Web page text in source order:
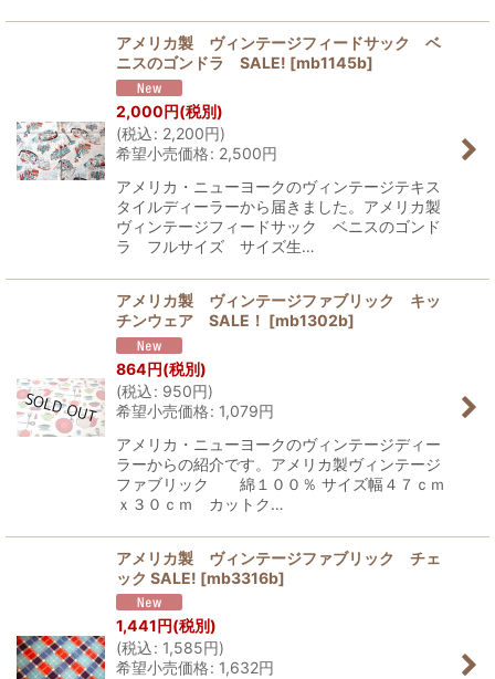
アメリカ製 ヴィンテージフィードサック ベ
ニスのゴンドラ SALE! [mb1145b]
2,000円(税別)
(税込: 2,200円)
希望小売価格: 2,500円
アメリカ・ニューヨークのヴィンテージテキス
タイルディーラーから届きました。アメリカ製
ヴィンテージフィードサック ベニスのゴンド
ラ フルサイズ サイズ生…
アメリカ製 ヴィンテージファブリック キッ
チンウェア SALE！ [mb1302b]
864円(税別)
(税込: 950円)
希望小売価格: 1,079円
アメリカ・ニューヨークのヴィンテージディー
ラーからの紹介です。アメリカ製ヴィンテージ
ファブリック 綿１００％ サイズ幅４７ｃｍ
ｘ３０ｃｍ カットク…
アメリカ製 ヴィンテージファブリック チェ
ック SALE! [mb3316b]
1,441円(税別)
(税込: 1,585円)
希望小売価格: 1,632円